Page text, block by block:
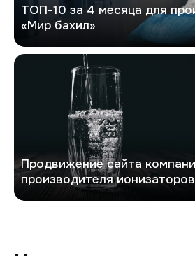
ТОП-10 за 4 месяца для
«Мир бахил»
Генион
Продвижение сайта
производителя